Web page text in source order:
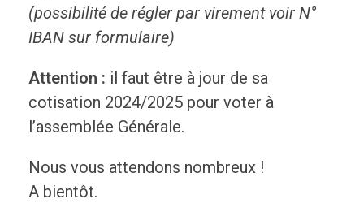
(possibilité de régler par virement voir N°
IBAN sur formulaire)
Attention : il faut être à jour de sa
cotisation 2024/2025 pour voter à
l’assemblée Générale.
Nous vous attendons nombreux !
A bientôt.